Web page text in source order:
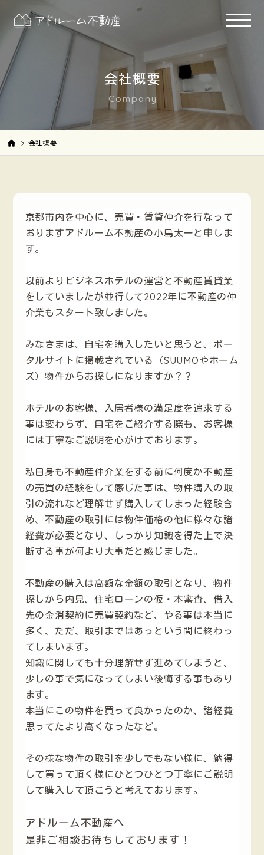
会社概要
Company
会社概要
京都市内を中心に、売買・賃貸仲介を行なって
おりますアドルーム不動産の小島太一と申しま
す。
以前よりビジネスホテルの運営と不動産賃貸業
をしていましたが並行して2022年に不動産の仲
介業もスタート致しました。
みなさまは、自宅を購入したいと思うと、ポー
タルサイトに掲載されている（SUUMOやホーム
ズ）物件からお探しになりますか？？
ホテルのお客様、入居者様の満足度を追求する
事は変わらず、自宅をご紹介する際も、お客様
には丁寧なご説明を心がけております。
私自身も不動産仲介業をする前に何度か不動産
の売買の経験をして感じた事は、物件購入の取
引の流れなど理解せず購入してしまった経験含
め、不動産の取引には物件価格の他に様々な諸
経費が必要となり、しっかり知識を得た上で決
断する事が何より大事だと感じました。
不動産の購入は高額な金額の取引となり、物件
探しから内見、住宅ローンの仮・本審査、借入
先の金消契約に売買契約など、やる事は本当に
多く、ただ、取引まではあっという間に終わっ
てしまいます。
知識に関しても十分理解せず進めてしまうと、
少しの事で気になってしまい後悔する事もあり
ます。
本当にこの物件を買って良かったのか、諸経費
思ってたより高くなったなど。
その様な物件の取引を少しでもない様に、納得
して買って頂く様にひとつひとつ丁寧にご説明
して購入して頂こうと考えております。
アドルーム不動産へ
是非ご相談お待ちしております！